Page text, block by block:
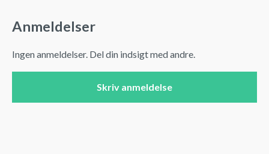
Anmeldelser
Ingen anmeldelser. Del din indsigt med andre.
Skriv anmeldelse